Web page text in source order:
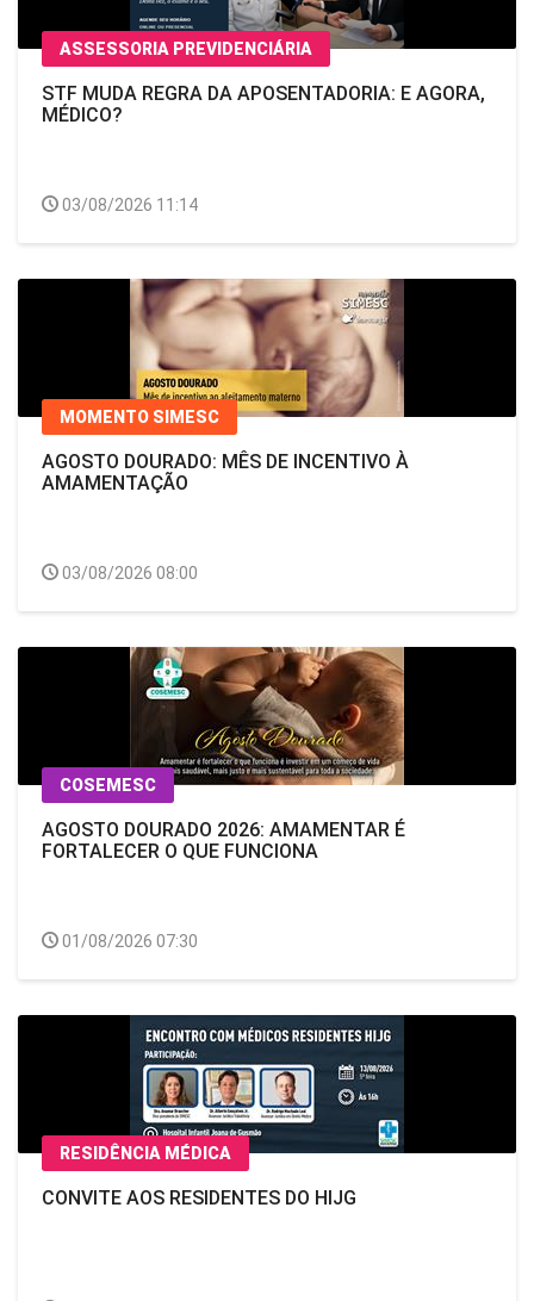
ASSESSORIA PREVIDENCIÁRIA
STF MUDA REGRA DA APOSENTADORIA: E AGORA,
MÉDICO?
03/08/2026 11:14
MOMENTO SIMESC
AGOSTO DOURADO: MÊS DE INCENTIVO À
AMAMENTAÇÃO
03/08/2026 08:00
COSEMESC
AGOSTO DOURADO 2026: AMAMENTAR É
FORTALECER O QUE FUNCIONA
01/08/2026 07:30
RESIDÊNCIA MÉDICA
CONVITE AOS RESIDENTES DO HIJG